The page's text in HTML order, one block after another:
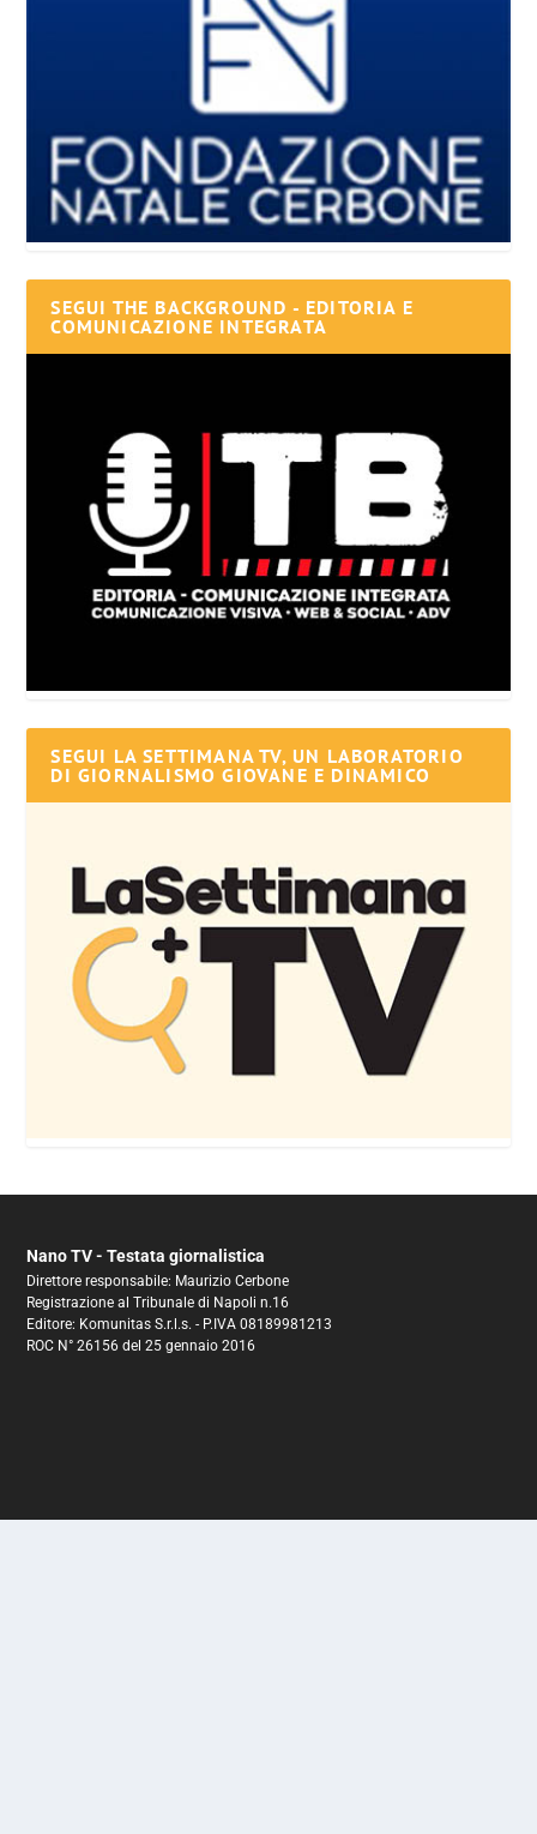
SEGUI THE BACKGROUND - EDITORIA E
COMUNICAZIONE INTEGRATA
SEGUI LA SETTIMANA TV, UN LABORATORIO
DI GIORNALISMO GIOVANE E DINAMICO
Nano TV - Testata giornalistica
Direttore responsabile: Maurizio Cerbone
Registrazione al Tribunale di Napoli n.16
Editore: Komunitas S.r.l.s. - P.IVA 08189981213
ROC N° 26156 del 25 gennaio 2016